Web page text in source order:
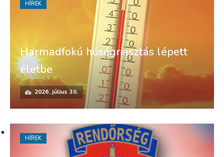
Harmadfokú hőségriasztás lépett
életbe
2026. július 30.
HÍREK
HÍREK